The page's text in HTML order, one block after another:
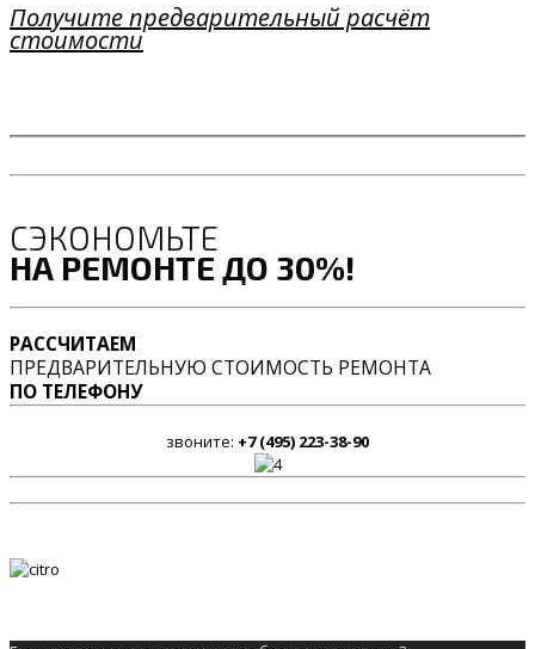
Получите предварительный расчёт
стоимости
СЭКОНОМЬТЕ
НА РЕМОНТЕ ДО 30%!
РАССЧИТАЕМ
ПРЕДВАРИТЕЛЬНУЮ СТОИМОСТЬ РЕМОНТА
ПО ТЕЛЕФОНУ
звоните: +7 (495) 223-38-90